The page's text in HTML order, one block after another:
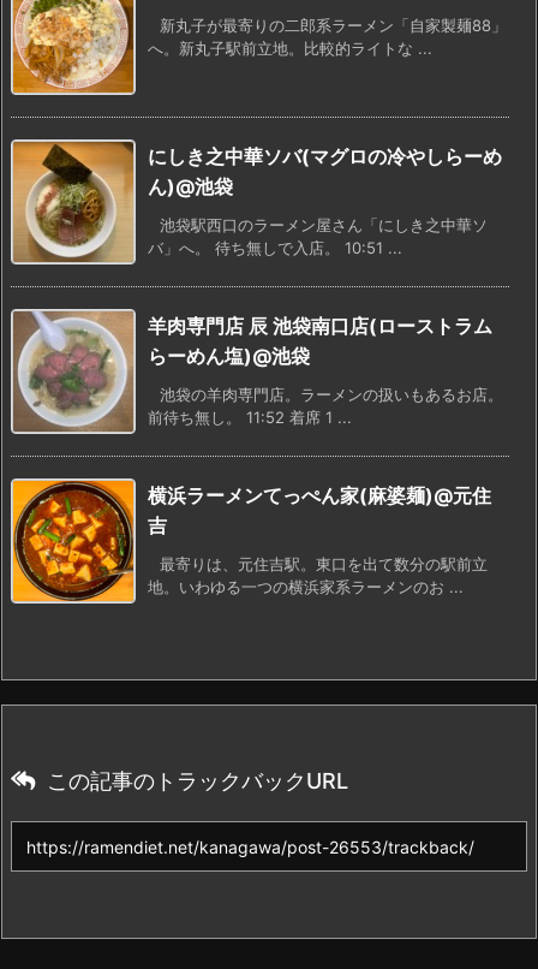
新丸子が最寄りの二郎系ラーメン「自家製麺88」
へ。新丸子駅前立地。比較的ライトな ...
にしき之中華ソバ(マグロの冷やしらーめ
ん)@池袋
池袋駅西口のラーメン屋さん「にしき之中華ソ
バ」へ。 待ち無しで入店。 10:51 ...
羊肉専門店 辰 池袋南口店(ローストラム
らーめん塩)@池袋
池袋の羊肉専門店。ラーメンの扱いもあるお店。
前待ち無し。 11:52 着席 1 ...
横浜ラーメンてっぺん家(麻婆麺)@元住
吉
最寄りは、元住吉駅。東口を出て数分の駅前立
地。いわゆる一つの横浜家系ラーメンのお ...
この記事のトラックバックURL